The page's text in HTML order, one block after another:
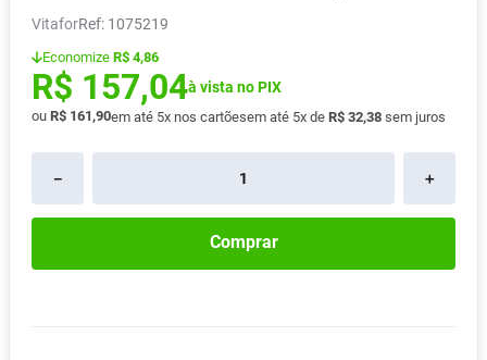
Vitafor : 1075219
Economize R$ 4,86
R$ 157,04à vista no PIX
ou R$ 161 ,90em até 5x nos cartõesem até 5x de R$ 32,38 sem juros
＋
－
Comprar